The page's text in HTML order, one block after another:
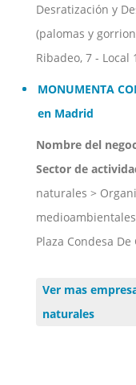
Desratización y
(palomas y
Ribadeo, 7 - Local
MONUMENTA
en Madrid
Nombre del
Sector de
naturales >
Plaza Condesa De
Ver mas
naturales